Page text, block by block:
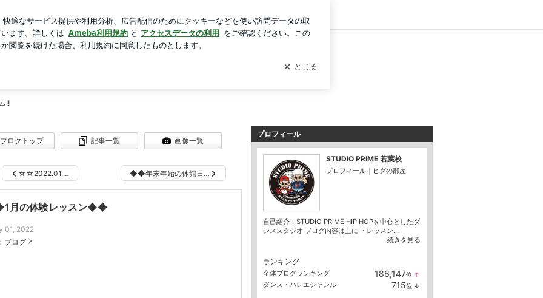
ログイン
!!
ブログトップ 記事一覧 画像一覧
☆☆2022.01.… ◆◆年末年始の休館日…
月の体験レッスン◆◆
01, 2022
ブログ
プロフィール
STUDIO PRIME 若葉校
プロフィール ｜ ピグの部屋
自己紹介：STUDIO PRIME HIP HOPを中心としたダ
ンススタジオ ブログ内容は主に ・レッスン...
続きを見る
ランキング
全体ブログランキング 186,147位 ↑
ダンス・バレエジャンル 715位 ↓